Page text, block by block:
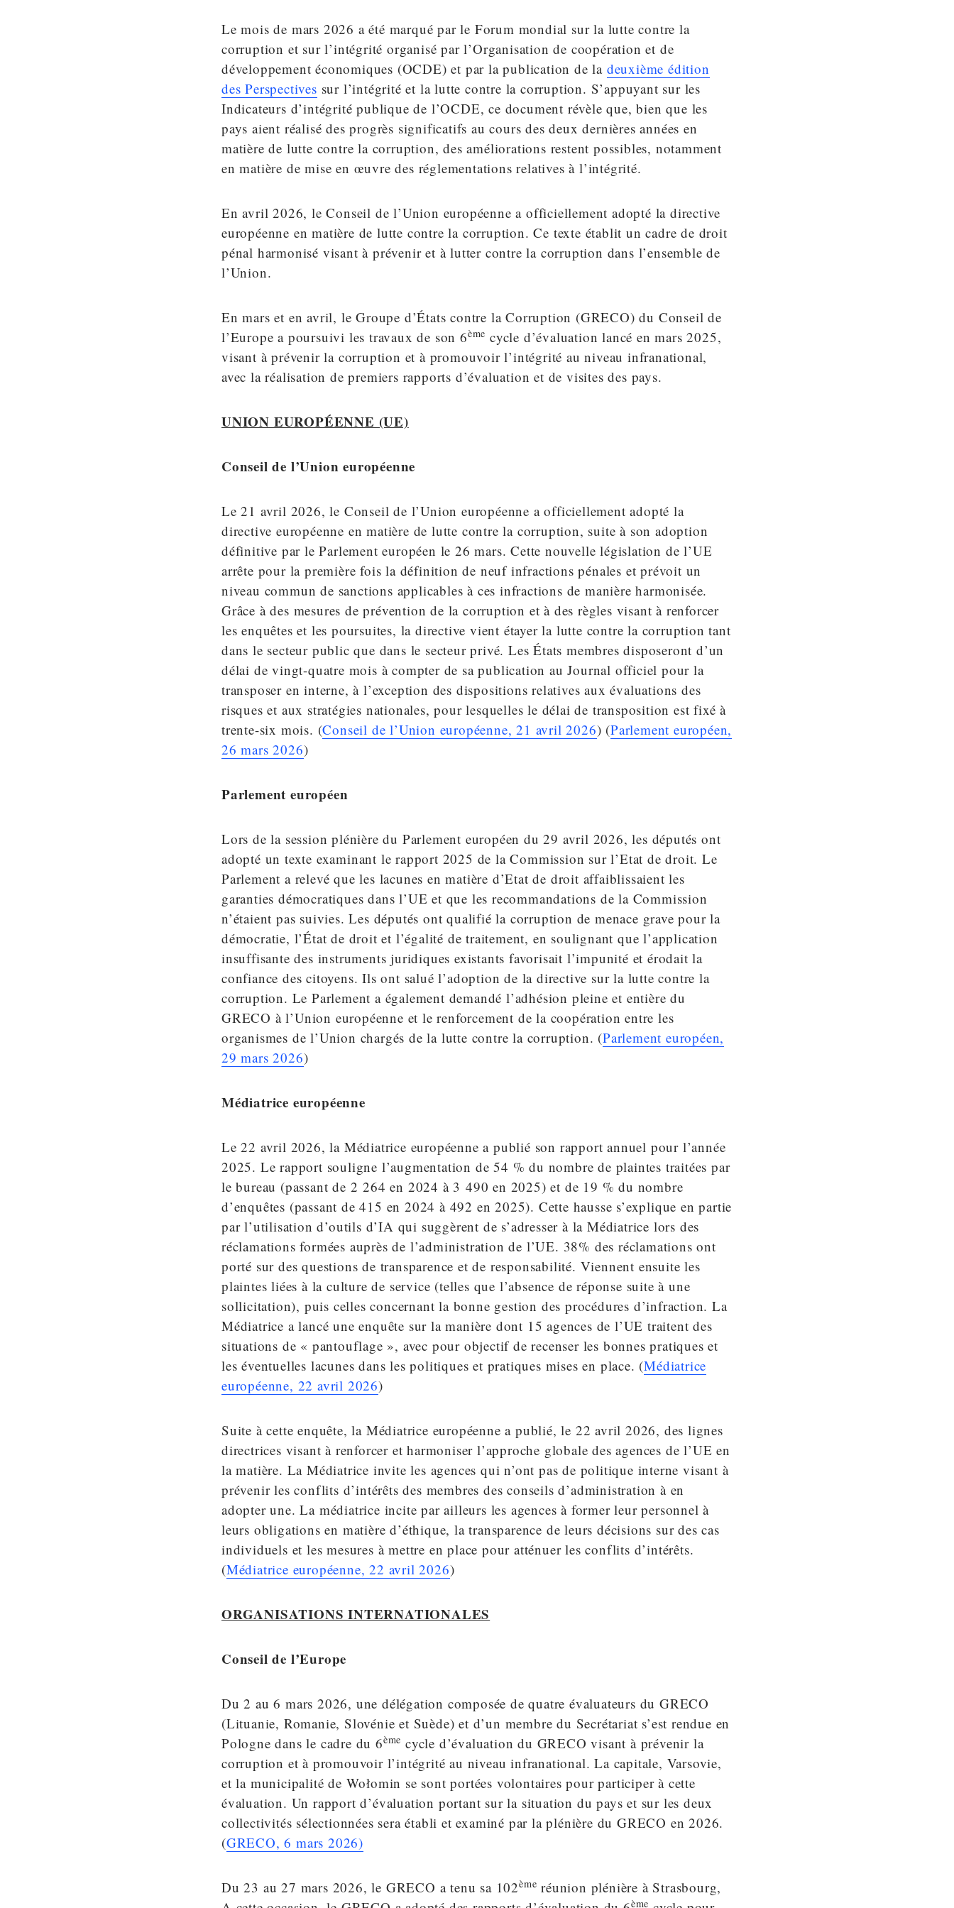
Le mois de mars 2026 a été marqué par le Forum mondial sur la lutte contre la
corruption et sur l’intégrité organisé par l’Organisation de coopération et de
développement économiques (OCDE) et par la publication de la deuxième édition
des Perspectives sur l’intégrité et la lutte contre la corruption. S’appuyant sur les
Indicateurs d’intégrité publique de l’OCDE, ce document révèle que, bien que les
pays aient réalisé des progrès significatifs au cours des deux dernières années en
matière de lutte contre la corruption, des améliorations restent possibles, notamment
en matière de mise en œuvre des réglementations relatives à l’intégrité.
En avril 2026, le Conseil de l’Union européenne a officiellement adopté la directive
européenne en matière de lutte contre la corruption. Ce texte établit un cadre de droit
pénal harmonisé visant à prévenir et à lutter contre la corruption dans l’ensemble de
l’Union.
En mars et en avril, le Groupe d’États contre la Corruption (GRECO) du Conseil de
l’Europe a poursuivi les travaux de son 6ème cycle d’évaluation lancé en mars 2025,
visant à prévenir la corruption et à promouvoir l’intégrité au niveau infranational,
avec la réalisation de premiers rapports d’évaluation et de visites des pays.
UNION EUROPÉENNE (UE)
Conseil de l’Union européenne
Le 21 avril 2026, le Conseil de l’Union européenne a officiellement adopté la
directive européenne en matière de lutte contre la corruption, suite à son adoption
définitive par le Parlement européen le 26 mars. Cette nouvelle législation de l’UE
arrête pour la première fois la définition de neuf infractions pénales et prévoit un
niveau commun de sanctions applicables à ces infractions de manière harmonisée.
Grâce à des mesures de prévention de la corruption et à des règles visant à renforcer
les enquêtes et les poursuites, la directive vient étayer la lutte contre la corruption tant
dans le secteur public que dans le secteur privé. Les États membres disposeront d’un
délai de vingt-quatre mois à compter de sa publication au Journal officiel pour la
transposer en interne, à l’exception des dispositions relatives aux évaluations des
risques et aux stratégies nationales, pour lesquelles le délai de transposition est fixé à
trente-six mois. (Conseil de l’Union européenne, 21 avril 2026) (Parlement européen,
26 mars 2026)
Parlement européen
Lors de la session plénière du Parlement européen du 29 avril 2026, les députés ont
adopté un texte examinant le rapport 2025 de la Commission sur l’Etat de droit. Le
Parlement a relevé que les lacunes en matière d’Etat de droit affaiblissaient les
garanties démocratiques dans l’UE et que les recommandations de la Commission
n’étaient pas suivies. Les députés ont qualifié la corruption de menace grave pour la
démocratie, l’État de droit et l’égalité de traitement, en soulignant que l’application
insuffisante des instruments juridiques existants favorisait l’impunité et érodait la
confiance des citoyens. Ils ont salué l’adoption de la directive sur la lutte contre la
corruption. Le Parlement a également demandé l’adhésion pleine et entière du
GRECO à l’Union européenne et le renforcement de la coopération entre les
organismes de l’Union chargés de la lutte contre la corruption. (Parlement européen,
29 mars 2026)
Médiatrice européenne
Le 22 avril 2026, la Médiatrice européenne a publié son rapport annuel pour l’année
2025. Le rapport souligne l’augmentation de 54 % du nombre de plaintes traitées par
le bureau (passant de 2 264 en 2024 à 3 490 en 2025) et de 19 % du nombre
d’enquêtes (passant de 415 en 2024 à 492 en 2025). Cette hausse s’explique en partie
par l’utilisation d’outils d’IA qui suggèrent de s’adresser à la Médiatrice lors des
réclamations formées auprès de l’administration de l’UE. 38% des réclamations ont
porté sur des questions de transparence et de responsabilité. Viennent ensuite les
plaintes liées à la culture de service (telles que l’absence de réponse suite à une
sollicitation), puis celles concernant la bonne gestion des procédures d’infraction. La
Médiatrice a lancé une enquête sur la manière dont 15 agences de l’UE traitent des
situations de « pantouflage », avec pour objectif de recenser les bonnes pratiques et
les éventuelles lacunes dans les politiques et pratiques mises en place. (Médiatrice
européenne, 22 avril 2026)
Suite à cette enquête, la Médiatrice européenne a publié, le 22 avril 2026, des lignes
directrices visant à renforcer et harmoniser l’approche globale des agences de l’UE en
la matière. La Médiatrice invite les agences qui n’ont pas de politique interne visant à
prévenir les conflits d’intérêts des membres des conseils d’administration à en
adopter une. La médiatrice incite par ailleurs les agences à former leur personnel à
leurs obligations en matière d’éthique, la transparence de leurs décisions sur des cas
individuels et les mesures à mettre en place pour atténuer les conflits d’intérêts.
(Médiatrice européenne, 22 avril 2026)
ORGANISATIONS INTERNATIONALES
Conseil de l’Europe
Du 2 au 6 mars 2026, une délégation composée de quatre évaluateurs du GRECO
(Lituanie, Romanie, Slovénie et Suède) et d’un membre du Secrétariat s’est rendue en
Pologne dans le cadre du 6ème cycle d’évaluation du GRECO visant à prévenir la
corruption et à promouvoir l’intégrité au niveau infranational. La capitale, Varsovie,
et la municipalité de Wołomin se sont portées volontaires pour participer à cette
évaluation. Un rapport d’évaluation portant sur la situation du pays et sur les deux
collectivités sélectionnées sera établi et examiné par la plénière du GRECO en 2026.
(GRECO, 6 mars 2026)
Du 23 au 27 mars 2026, le GRECO a tenu sa 102ème réunion plénière à Strasbourg,
ème